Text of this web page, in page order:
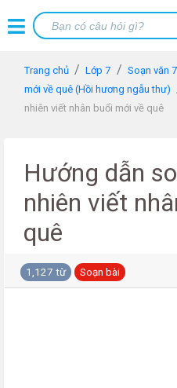
Trang chủ Lớp 7 Soạn văn 7
mới về quê (Hồi hương ngẫu thư)
nhiên viết nhân buổi mới về quê
Hướng dẫn
nhiên viết
quê
1,127 từ Soạn bài